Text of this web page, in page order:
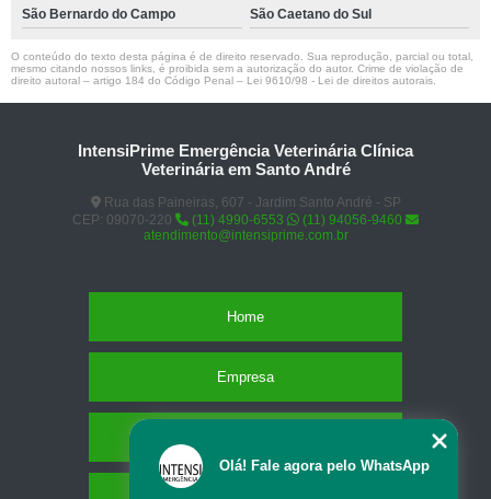
São Bernardo do Campo São Caetano do Sul
O conteúdo do texto desta página é de direito reservado. Sua reprodução, parcial ou total,
mesmo citando nossos links, é proibida sem a autorização do autor. Crime de violação de
direito autoral – artigo 184 do Código Penal – Lei 9610/98 - Lei de direitos autorais
IntensiPrime Emergência Veterinária Clínica
Veterinária em Santo André
Rua das Paineiras, 607 - Jardim Santo André - SP
CEP: 09070-220
(11) 4990-6553
(11) 94056-9460
atendimento@intensiprime.com.br
Home
Empresa
Olá! Fale agora pelo WhatsApp